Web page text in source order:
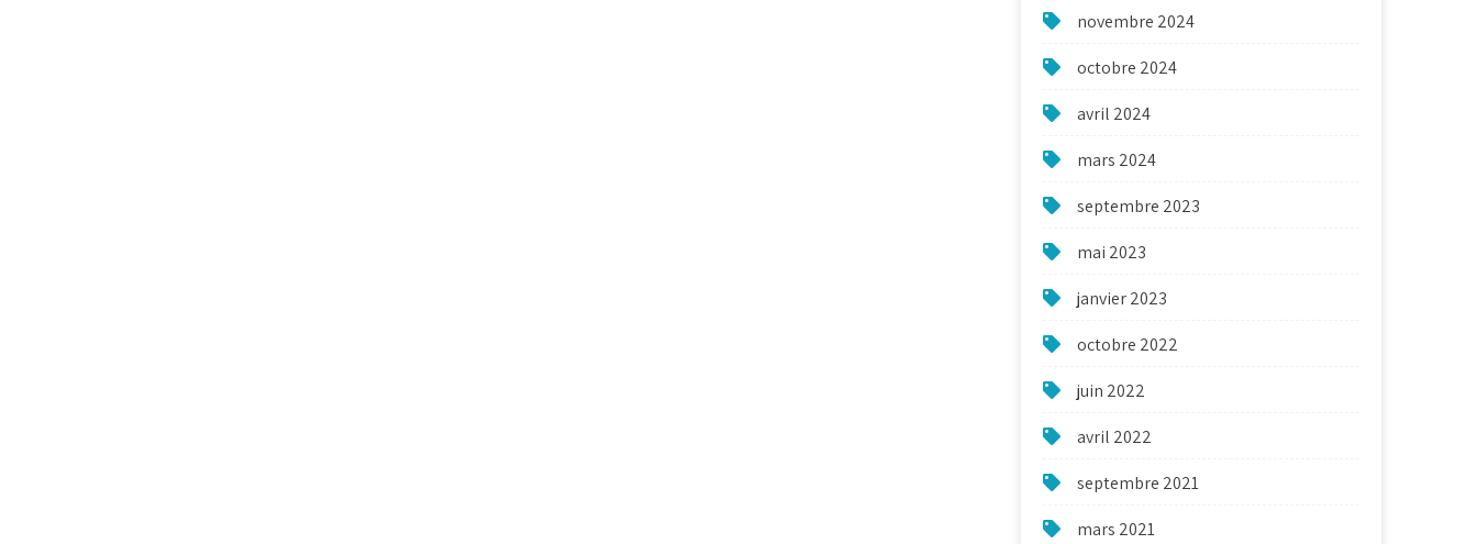
novembre 2024
octobre 2024
avril 2024
mars 2024
septembre 2023
mai 2023
janvier 2023
octobre 2022
juin 2022
avril 2022
septembre 2021
mars 2021